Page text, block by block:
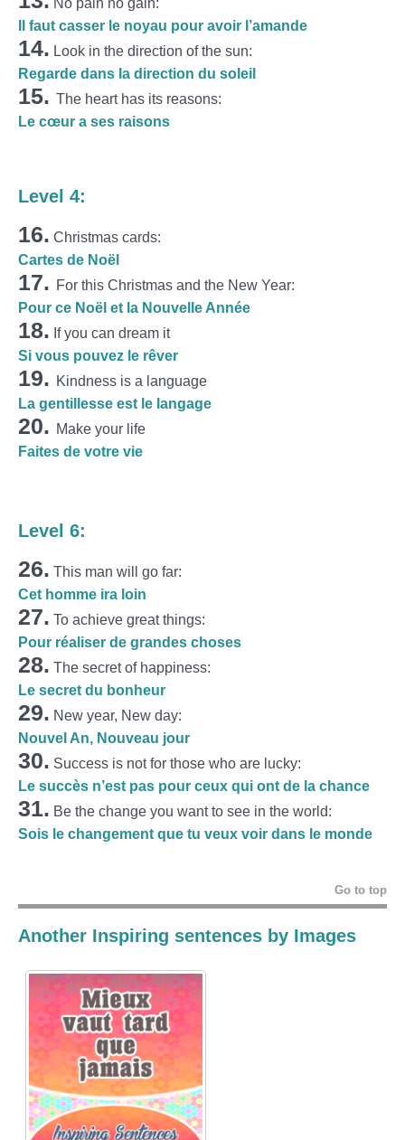
No pain no gain:
Il faut casser le noyau pour avoir l’amande
14. Look in the direction of the sun:
Regarde dans la direction du soleil
15. The heart has its reasons:
Le cœur a ses raisons
Level 4:
16. Christmas cards:
Cartes de Noël
17. For this Christmas and the New Year:
Pour ce Noël et la Nouvelle Année
18. If you can dream it
Si vous pouvez le rêver
19. Kindness is a language
La gentillesse est le langage
20. Make your life
Faites de votre vie
Level 6:
26. This man will go far:
Cet homme ira loin
27. To achieve great things:
Pour réaliser de grandes choses
28. The secret of happiness:
Le secret du bonheur
29. New year, New day:
Nouvel An, Nouveau jour
30. Success is not for those who are lucky:
Le succès n’est pas pour ceux qui ont de la chance
31. Be the change you want to see in the world:
Sois le changement que tu veux voir dans le monde
Go to top
Another Inspiring sentences by Images